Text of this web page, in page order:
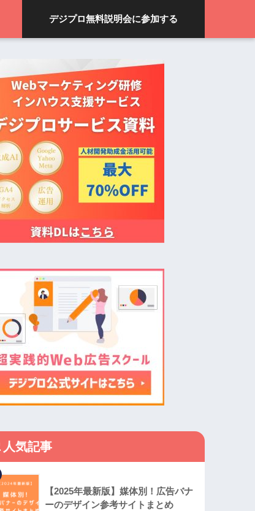
デジプロ無料説明会に参加する
人気記事
【2025年最新版】媒体別！広告バナ
ーのデザイン参考サイトまとめ